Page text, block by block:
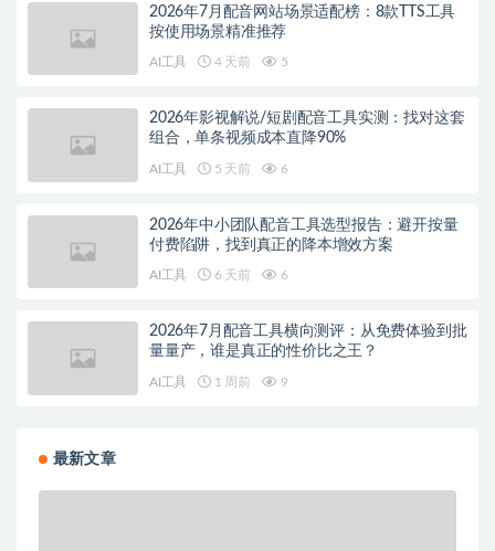
2026年7月配音网站场景适配榜：8款TTS工具
按使用场景精准推荐
AI工具 4 天前 5
2026年影视解说/短剧配音工具实测：找对这套
组合，单条视频成本直降90%
AI工具 5 天前 6
2026年中小团队配音工具选型报告：避开按量
付费陷阱，找到真正的降本增效方案
AI工具 6 天前 6
2026年7月配音工具横向测评：从免费体验到批
量量产，谁是真正的性价比之王？
AI工具 1 周前 9
最新文章